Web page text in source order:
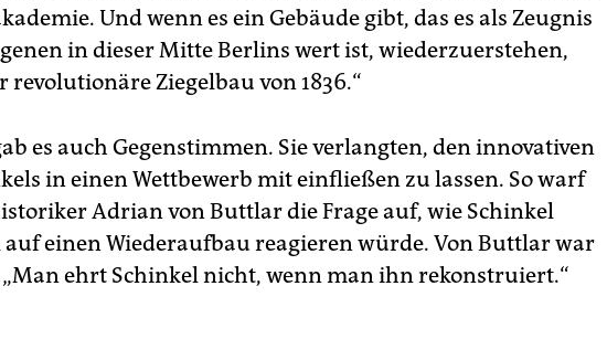
Und wenn es ein Gebäude gibt, das es als Zeugnis
in dieser Mitte Berlins wert ist, wiederzuerstehen,
revolutionäre Ziegelbau von 1836.“
es auch Gegenstimmen. Sie verlangten, den innovativen
in einen Wettbewerb mit einfließen zu lassen. So warf
Adrian von Buttlar die Frage auf, wie Schinkel
auf einen Wiederaufbau reagieren würde. Von Buttlar war
ehrt Schinkel nicht, wenn man ihn rekonstruiert.“